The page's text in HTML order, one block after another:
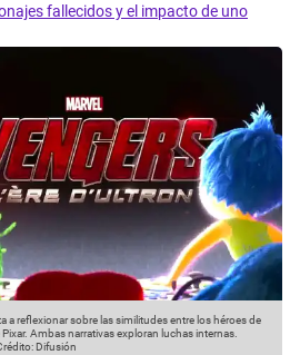
fallecidos y el impacto de uno
a reflexionar sobre las similitudes entre los héroes de
Ambas narrativas exploran luchas internas.
Difusión